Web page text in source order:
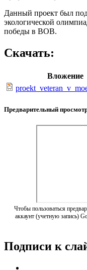
Данный проект был
экологической
победы в ВОВ.
Скачать:
Вложение
Предварительный
Чтобы пользоваться
аккаунт (учетную запись)
Подписи к